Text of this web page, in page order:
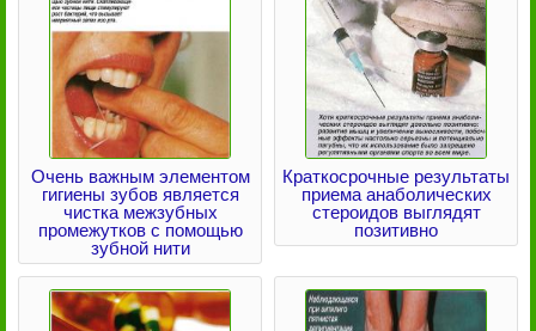
Очень важным элементом
гигиены зубов является
чистка межзубных
промежутков с помощью
зубной нити
Краткосрочные результаты
приема анаболических
стероидов выглядят
позитивно